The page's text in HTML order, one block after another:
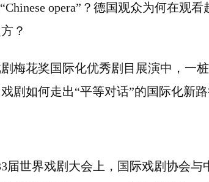
opera”？德国观众为何在观
？
梅花奖国际化优秀剧目展演中，一
剧如何走出“平等对话”的国际化新路
届世界戏剧大会上，国际戏剧协会